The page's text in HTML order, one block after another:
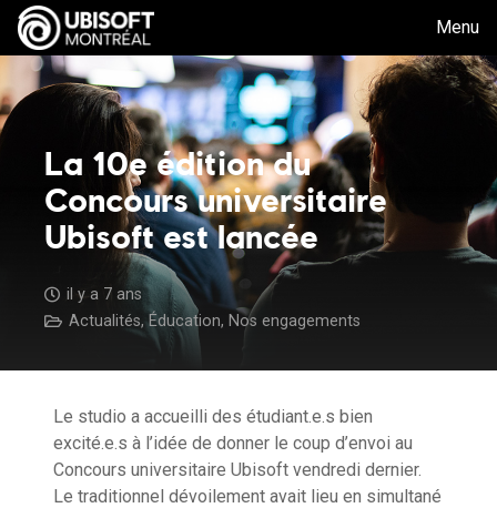
Menu
La 10e édition du
Concours universitaire
Ubisoft est lancée
il y a 7 ans
Actualités,Éducation, Nos engagements
Le studio a accueilli des étudiant.e.s bien
excité.e.s à l’idée de donner le coup d’envoi au
Concours universitaire Ubisoft vendredi dernier.
Le traditionnel dévoilement avait lieu en simultané